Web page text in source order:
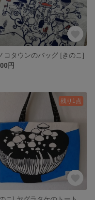
コタウンのバッグ [きのこ]
円
残り1点